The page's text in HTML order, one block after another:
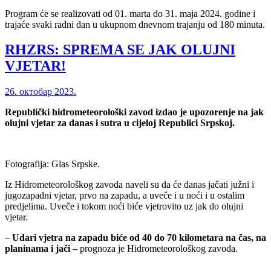
Program će se realizovati od 01. marta do 31. maja 2024. godine i
trajaće svaki radni dan u ukupnom dnevnom trajanju od 180 minuta.
RHZRS: SPREMA SE JAK OLUJNI
VJETAR!
26. октобар 2023.
Republički hidrometeorološki zavod izdao je upozorenje na jak
olujni vjetar za danas i sutra u cijeloj Republici Srpskoj.
Fotografija: Glas Srpske.
Iz Hidrometeorološkog zavoda naveli su da će danas jačati južni i
jugozapadni vjetar, prvo na zapadu, a uveče i u noći i u ostalim
predjelima. Uveče i tokom noći biće vjetrovito uz jak do olujni
vjetar.
– Udari vjetra na zapadu biće od 40 do 70 kilometara na čas, na
planinama i jači –prognoza je Hidrometeorološkog zavoda.